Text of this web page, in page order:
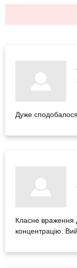
Дуже
Класне враження
концентрацію.